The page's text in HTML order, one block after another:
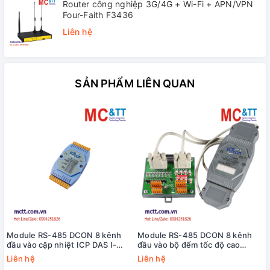
Router công nghiệp 3G/4G + Wi-Fi + APN/VPN
Four-Faith F3436
Liên hệ
SẢN PHẨM LIÊN QUAN
Module RS-485 DCON 8 kênh
đầu vào cặp nhiệt ICP DAS I-
7018BL CR
Liên hệ
Module RS-485 DCON 8 kênh
đầu vào bộ đếm tốc độ cao
HSC+8 kênh đầu ra PWM ICP
DAS I-7088D-G/S CR
Liên hệ